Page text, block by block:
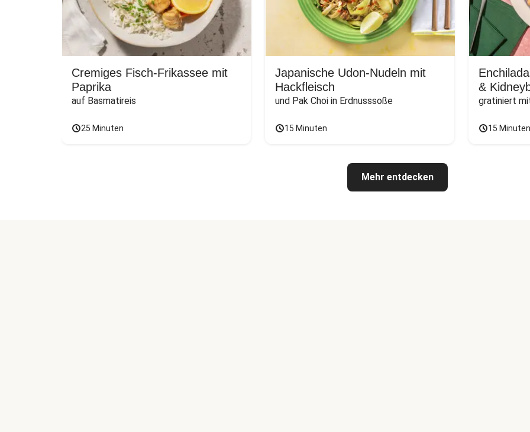
Cremiges Fisch-Frikassee mit
Paprika
auf Basmatireis
25 Minuten
Japanische Udon-Nudeln mit
Hackfleisch
und Pak Choi in Erdnusssoße
15 Minuten
&
gratiniert
15 Minuten
Mehr entdecken